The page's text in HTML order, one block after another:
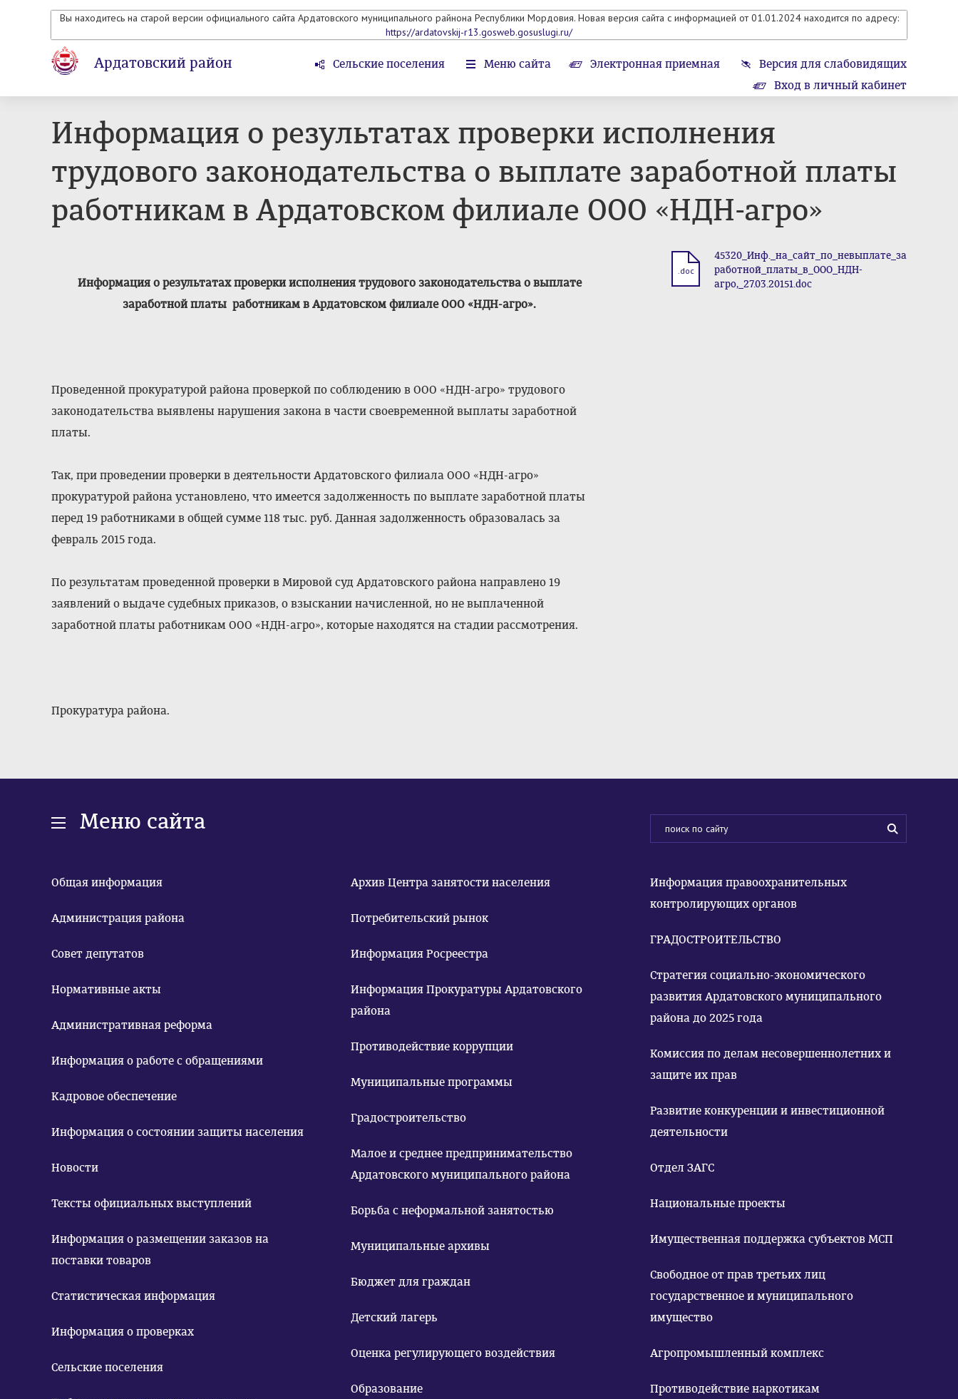
Вы находитесь на старой версии официального сайта Ардатовского муниципального райнона Республики Мордовия. Новая версия сайта с информацией от 01.01.2024 находится по адресу:
https://ardatovskij-r13.gosweb.gosuslugi.ru/
Ардатовский район Сельские поселения Меню сайта Электронная приемная
Версия для слабовидящих
Вход в личный кабинет
Информация о результатах проверки исполнения
трудового законодательства о выплате заработной платы
работникам в Ардатовском филиале ООО «НДН-агро»
Информация о результатах проверки исполнения трудового законодательства о выплате
заработной платы работникам в Ардатовском филиале ООО «НДН-агро».
Проведенной прокуратурой района проверкой по соблюдению в ООО «НДН-агро» трудового
законодательства выявлены нарушения закона в части своевременной выплаты заработной
платы.
Так, при проведении проверки в деятельности Ардатовского филиала ООО «НДН-агро»
прокуратурой района установлено, что имеется задолженность по выплате заработной платы
перед 19 работниками в общей сумме 118 тыс. руб. Данная задолженность образовалась за
февраль 2015 года.
По результатам проведенной проверки в Мировой суд Ардатовского района направлено 19
заявлений о выдаче судебных приказов, о взыскании начисленной, но не выплаченной
заработной платы работникам ООО «НДН-агро», которые находятся на стадии рассмотрения.
Прокуратура района.
.doc
45320_Инф._на_сайт_по_невыплате_за
работной_платы_в_ООО_НДН-
агро,_27.03.20151.doc
Меню сайта
Общая информация
Администрация района
Совет депутатов
Нормативные акты
Административная реформа
Информация о работе с обращениями
Кадровое обеспечение
Информация о состоянии защиты населения
Новости
Тексты официальных выступлений
Информация о размещении заказов на
поставки товаров
Статистическая информация
Информация о проверках
Сельские поселения
Архив Центра занятости населения
Потребительский рынок
Информация Росреестра
Информация Прокуратуры Ардатовского
района
Противодействие коррупции
Муниципальные программы
Градостроительство
Малое и среднее предпринимательство
Ардатовского муниципального района
Борьба с неформальной занятостью
Муниципальные архивы
Бюджет для граждан
Детский лагерь
Оценка регулирующего воздействия
Образование
Информация правоохранительных
контролирующих органов
ГРАДОСТРОИТЕЛЬСТВО
Стратегия социально-экономического
развития Ардатовского муниципального
района до 2025 года
Комиссия по делам несовершеннолетних и
защите их прав
Развитие конкуренции и инвестиционной
деятельности
Отдел ЗАГС
Национальные проекты
Имущественная поддержка субъектов МСП
Свободное от прав третьих лиц
государственное и муниципального
имущество
Агропромышленный комплекс
Противодействие наркотикам